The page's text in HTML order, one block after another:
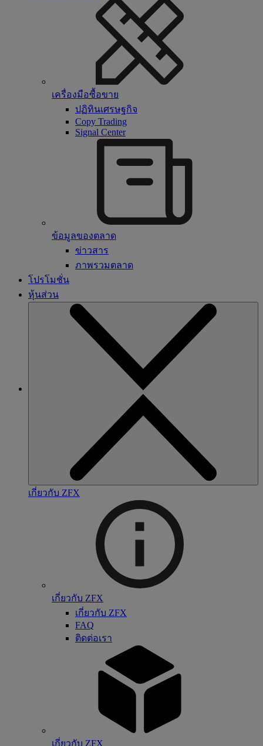
เครื่องมือซื้อขาย
ปฏิทินเศรษฐกิจ
Copy Trading
Signal Center
ข้อมูลของตลาด
ข่าวสาร
ภาพรวมตลาด
โปรโมชั่น
หุ้นส่วน
เกี่ยวกับ ZFX
เกี่ยวกับ ZFX
เกี่ยวกับ ZFX
FAQ
ติดต่อเรา
เกี่ยวกับ ZFX